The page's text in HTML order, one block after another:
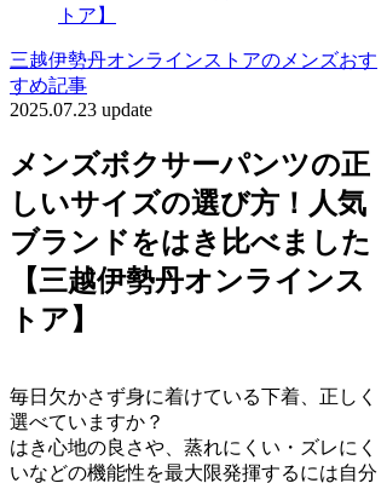
トア】
三越伊勢丹オンラインストアのメンズおす
すめ記事
2025.07.23 update
メンズボクサーパンツの正
しいサイズの選び方！人気
ブランドをはき比べました
【三越伊勢丹オンラインス
トア】
毎日欠かさず身に着けている下着、正しく
選べていますか？
はき心地の良さや、蒸れにくい・ズレにく
いなどの機能性を最大限発揮するには自分